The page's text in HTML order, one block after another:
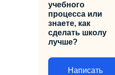
учебного
процесса или
знаете, как
сделать школу
лучше?
Написать